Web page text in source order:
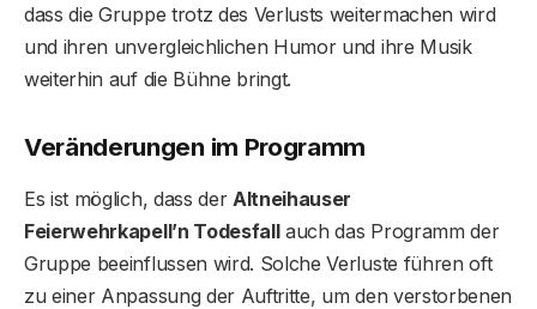
dass die Gruppe trotz des Verlusts weitermachen wird
und ihren unvergleichlichen Humor und ihre Musik
weiterhin auf die Bühne bringt.
Veränderungen im Programm
Es ist möglich, dass der Altneihauser
Feierwehrkapell’n Todesfallauch das Programm der
Gruppe beeinflussen wird. Solche Verluste führen oft
zu einer Anpassung der Auftritte, um den verstorbenen